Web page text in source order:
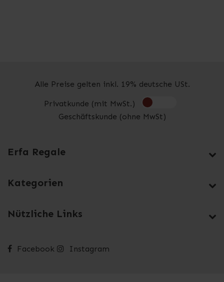
Alle Preise gelten inkl. 19% deutsche USt.
Privatkunde (mit MwSt.)
Geschäftskunde (ohne MwSt)
Erfa Regale
Kategorien
Nützliche Links
Facebook Instagram